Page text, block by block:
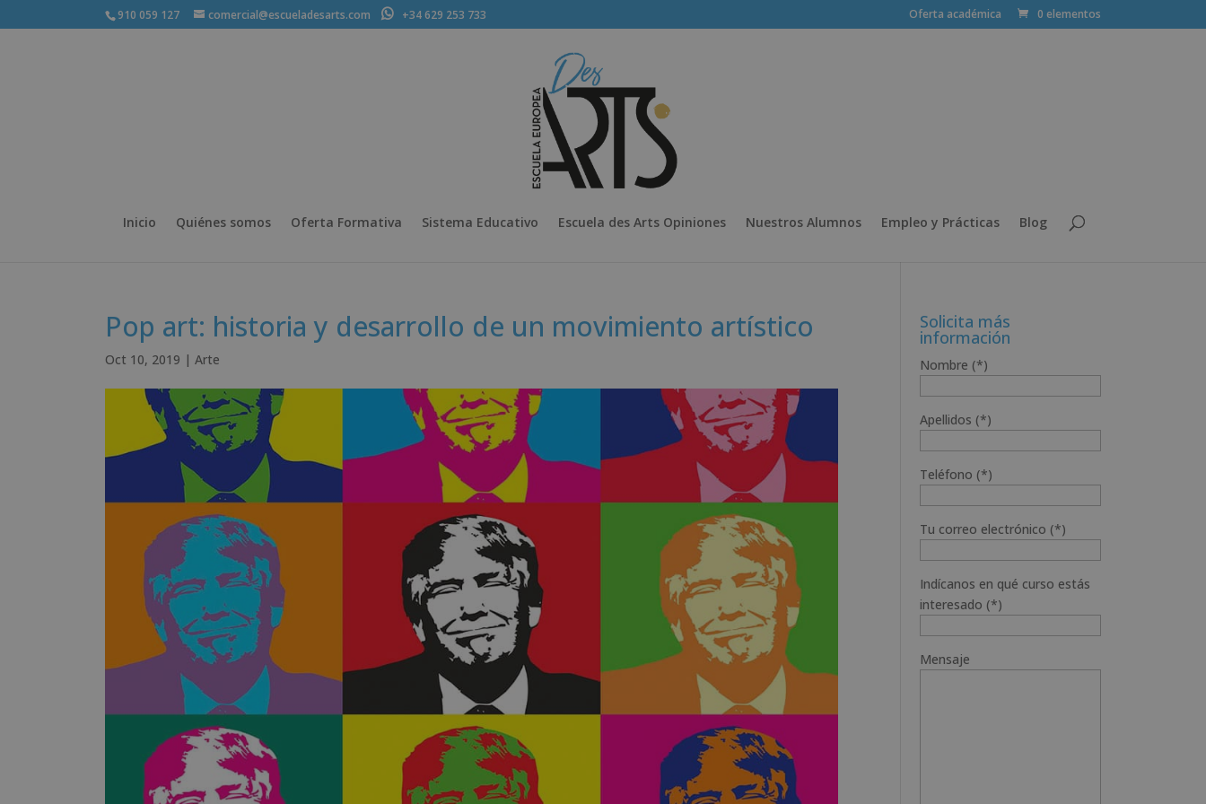
910 059 127 comercial@escueladesarts.com +34 629 253 733 Oferta académica 0 elementos
Inicio Quiénes somos Oferta Formativa Sistema Educativo Escuela des Arts Opiniones Nuestros Alumnos Empleo y Prácticas Blog
Pop art: historia y desarrollo de un movimiento artístico
Oct 10, 2019 | Arte
Solicita más
información
Nombre (*)
Apellidos (*)
Teléfono (*)
Tu correo electrónico (*)
Indícanos en qué curso estás
interesado (*)
Mensaje